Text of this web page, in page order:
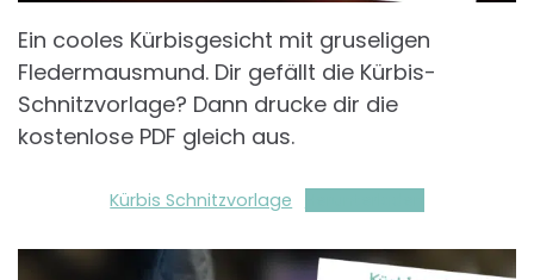
Ein cooles Kürbisgesicht mit gruseligen
Fledermausmund. Dir gefällt die Kürbis-
Schnitzvorlage? Dann drucke dir die
kostenlose PDF gleich aus.
Kürbis Schnitzvorlage